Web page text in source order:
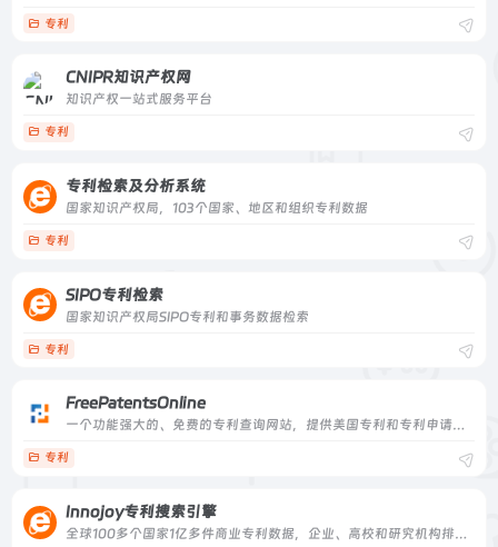
专利
CNIPR知识产权网
知识产权一站式服务平台
专利
专利检索及分析系统
国家知识产权局，103个国家、地区和组织专利数据
专利
SIPO专利检索
国家知识产权局SIPO专利和事务数据检索
专利
FreePatentsOnline
一个功能强大的、免费的专利查询网站，提供美国专利和专利申请、部分欧洲专利、日本专利和WIPO专利的查询与下载一个功能强大的、免费的专利查询网站，提供美国专利和专利申请、部分欧洲专利、日本专利和WIPO专利的查询与下载
专利
Innojoy专利搜索引擎
全球100多个国家1亿多件商业专利数据，企业、高校和研究机构排名s全球100多个国家1亿多件商业专利数据，企业、高校和研究机构排名